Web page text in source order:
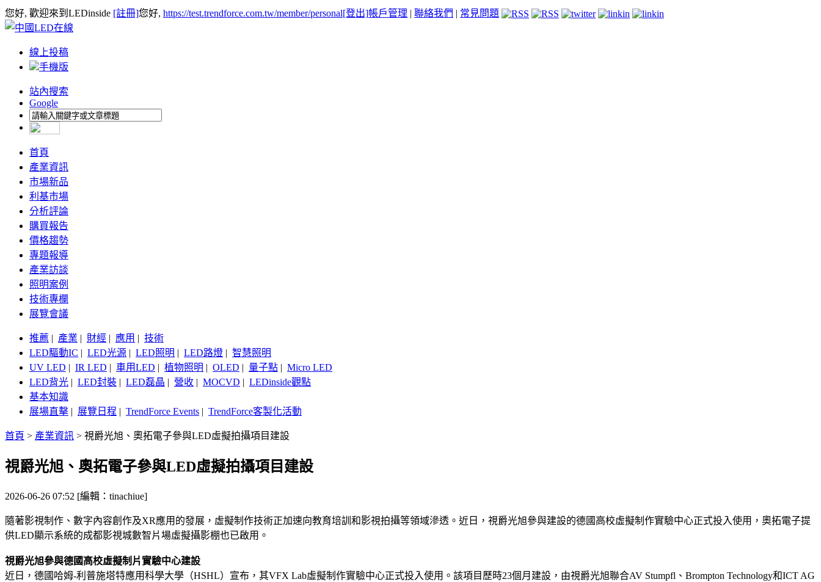
您好, 歡迎來到LEDinside [註冊]您好, https://test.trendforce.com.tw/member/personal[登出]帳戶管理 | 聯絡我們 | 常見問題
線上投稿
手機版
站內搜索
Google
首頁
產業資訊
市場新品
利基市場
分析評論
購買報告
價格趨勢
專題報導
產業訪談
照明案例
技術專欄
展覽會議
推薦 | 產業 | 財經 | 應用 | 技術
LED驅動IC | LED光源 | LED照明 | LED路燈 | 智慧照明
UV LED | IR LED | 車用LED | 植物照明 | OLED | 量子點 | Micro LED
LED背光 | LED封裝 | LED磊晶 | 營收 | MOCVD | LEDinside觀點
基本知識
展場直擊 | 展覽日程 | TrendForce Events | TrendForce客製化活動
首頁 > 產業資訊 > 視爵光旭、奧拓電子參與LED虛擬拍攝項目建設
視爵光旭、奧拓電子參與LED虛擬拍攝項目建設
2026-06-26 07:52 [編輯：tinachiue]
隨著影視制作、數字內容創作及XR應用的發展，虛擬制作技術正加速向教育培訓和影視拍攝等領域滲透。近日，視爵光旭參與建設的德國高校虛擬制作實驗中心正式投入使用，奧拓電子提
供LED顯示系統的成都影視城數智片場虛擬攝影棚也已啟用。
視爵光旭參與德國高校虛擬制片實驗中心建設
近日，德國哈姆-利普施塔特應用科學大學（HSHL）宣布，其VFX Lab虛擬制作實驗中心正式投入使用。該項目歷時23個月建設，由視爵光旭聯合AV Stumpfl、Brompton Technology和ICT AG